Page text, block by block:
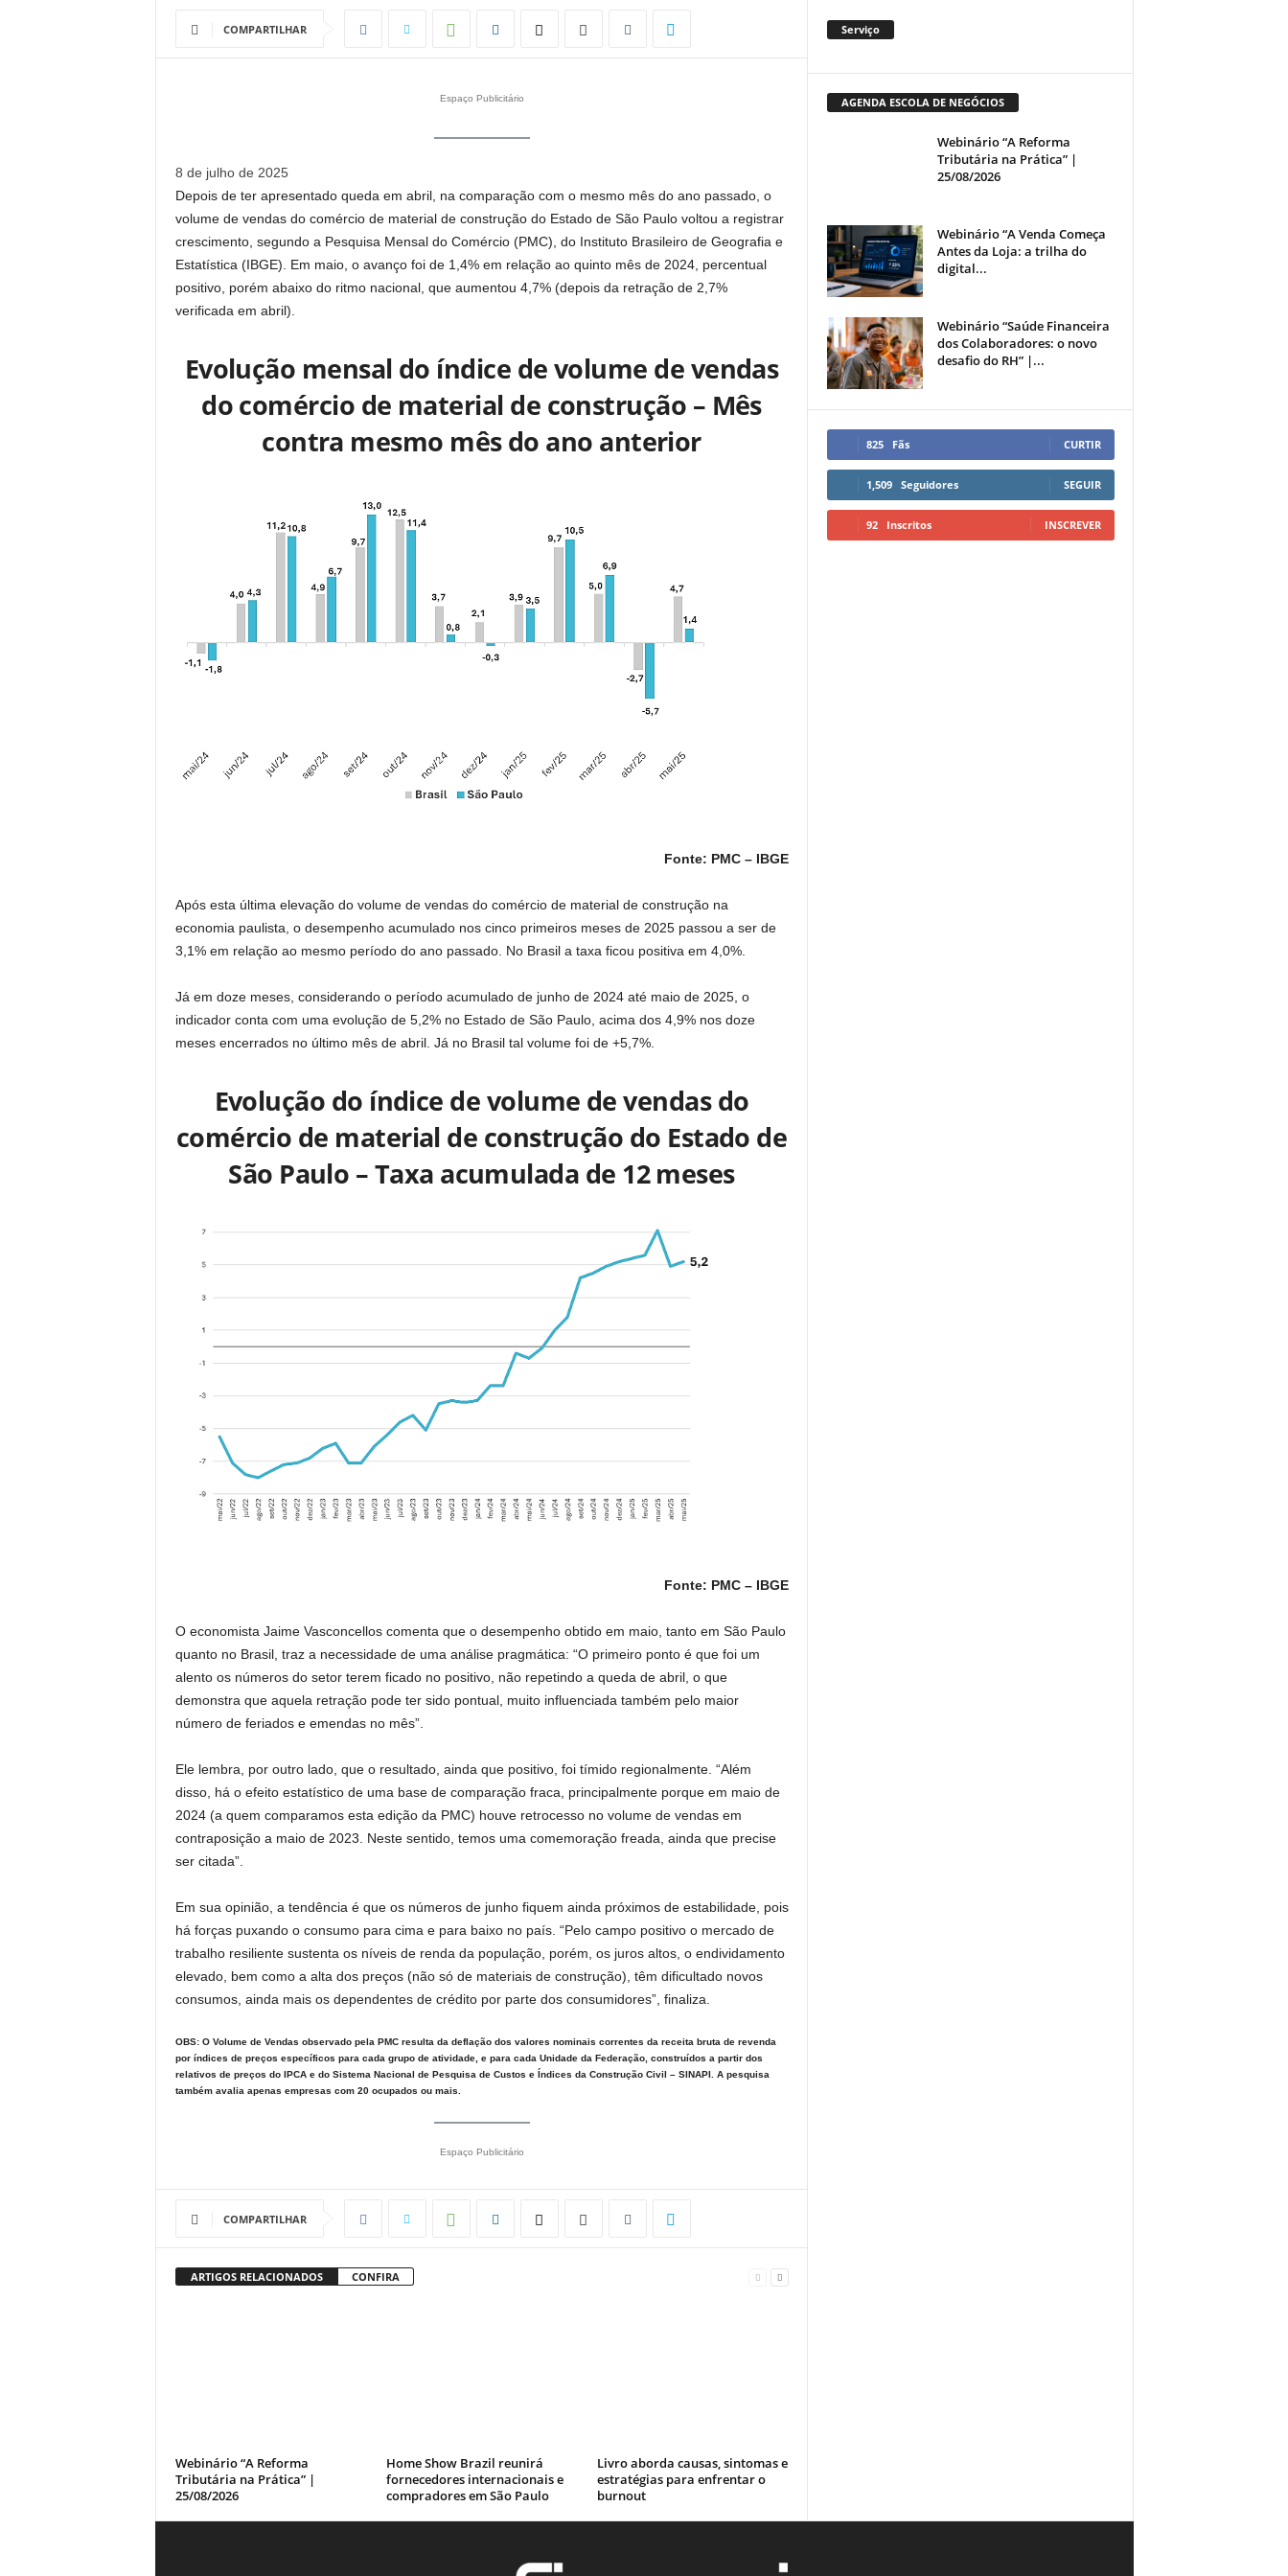
COMPARTILHAR
Espaço Publicitário
8 de julho de 2025
Depois de ter apresentado queda em abril, na comparação com o mesmo mês do ano passado, o
volume de vendas do comércio de material de construção do Estado de São Paulo voltou a registrar
crescimento, segundo a Pesquisa Mensal do Comércio (PMC), do Instituto Brasileiro de Geografia e
Estatística (IBGE). Em maio, o avanço foi de 1,4% em relação ao quinto mês de 2024, percentual
positivo, porém abaixo do ritmo nacional, que aumentou 4,7% (depois da retração de 2,7%
verificada em abril).
Evolução mensal do índice de volume de vendas
do comércio de material de construção – Mês
contra mesmo mês do ano anterior
Fonte: PMC – IBGE
Após esta última elevação do volume de vendas do comércio de material de construção na
economia paulista, o desempenho acumulado nos cinco primeiros meses de 2025 passou a ser de
3,1% em relação ao mesmo período do ano passado. No Brasil a taxa ficou positiva em 4,0%.
Já em doze meses, considerando o período acumulado de junho de 2024 até maio de 2025, o
indicador conta com uma evolução de 5,2% no Estado de São Paulo, acima dos 4,9% nos doze
meses encerrados no último mês de abril. Já no Brasil tal volume foi de +5,7%.
Evolução do índice de volume de vendas do
comércio de material de construção do Estado de
São Paulo – Taxa acumulada de 12 meses
Fonte: PMC – IBGE
O economista Jaime Vasconcellos comenta que o desempenho obtido em maio, tanto em São Paulo
quanto no Brasil, traz a necessidade de uma análise pragmática: “O primeiro ponto é que foi um
alento os números do setor terem ficado no positivo, não repetindo a queda de abril, o que
demonstra que aquela retração pode ter sido pontual, muito influenciada também pelo maior
número de feriados e emendas no mês”.
Ele lembra, por outro lado, que o resultado, ainda que positivo, foi tímido regionalmente. “Além
disso, há o efeito estatístico de uma base de comparação fraca, principalmente porque em maio de
2024 (a quem comparamos esta edição da PMC) houve retrocesso no volume de vendas em
contraposição a maio de 2023. Neste sentido, temos uma comemoração freada, ainda que precise
ser citada”.
Em sua opinião, a tendência é que os números de junho fiquem ainda próximos de estabilidade, pois
há forças puxando o consumo para cima e para baixo no país. “Pelo campo positivo o mercado de
trabalho resiliente sustenta os níveis de renda da população, porém, os juros altos, o endividamento
elevado, bem como a alta dos preços (não só de materiais de construção), têm dificultado novos
consumos, ainda mais os dependentes de crédito por parte dos consumidores”, finaliza.
OBS: O Volume de Vendas observado pela PMC resulta da deflação dos valores nominais correntes da receita bruta de revenda
por índices de preços específicos para cada grupo de atividade, e para cada Unidade da Federação, construídos a partir dos
relativos de preços do IPCA e do Sistema Nacional de Pesquisa de Custos e Índices da Construção Civil – SINAPI. A pesquisa
também avalia apenas empresas com 20 ocupados ou mais.
Espaço Publicitário
COMPARTILHAR
ARTIGOS RELACIONADOS CONFIRA
Webinário “A Reforma
Tributária na Prática” |
25/08/2026
Home Show Brazil reunirá
fornecedores internacionais e
compradores em São Paulo
Livro aborda causas, sintomas e
estratégias para enfrentar o
burnout
Serviço
AGENDA ESCOLA DE NEGÓCIOS
Webinário “A Reforma
Tributária na Prática” |
25/08/2026
Webinário “A Venda Começa
Antes da Loja: a trilha do
digital...
Webinário “Saúde Financeira
dos Colaboradores: o novo
desafio do RH” |...
825 Fãs CURTIR
1,509 Seguidores SEGUIR
92 Inscritos INSCREVER